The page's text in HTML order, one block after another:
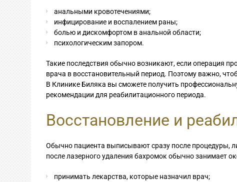
анальными кровотечениями;
инфицирование и воспалением раны;
болью и дискомфортом в анальной области;
психологическим запором.
Такие последствия обычно возникают, если операция
врача в восстановительный период. Поэтому важно,
В Клинике Биляка вы сможете получить
рекомендации для реабилитационного периода.
Восстановление и
Обычно пациента выписывают сразу после процедуры,
после лазерного удаления бахромок обычно занимает
принимать лекарства, которые назначил врач;